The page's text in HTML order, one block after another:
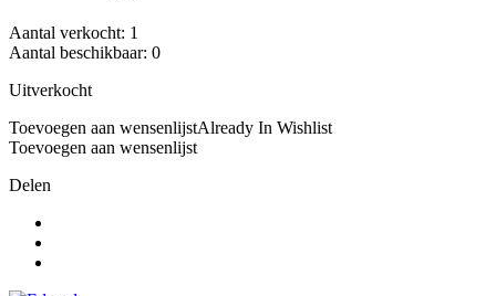
Aantal verkocht: 1
Aantal beschikbaar: 0
Uitverkocht
Toevoegen aan wensenlijstAlready In Wishlist
Toevoegen aan wensenlijst
Delen